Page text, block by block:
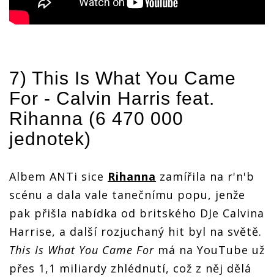
7) This Is What You Came
For - Calvin Harris feat.
Rihanna (6 470 000
jednotek)
Albem ANTi sice Rihanna zamířila na r'n'b
scénu a dala vale tanečnímu popu, jenže
pak přišla nabídka od britského DJe Calvina
Harrise, a další rozjuchaný hit byl na světě.
This Is What You Came For má na YouTube už
přes 1,1 miliardy zhlédnutí, což z něj dělá